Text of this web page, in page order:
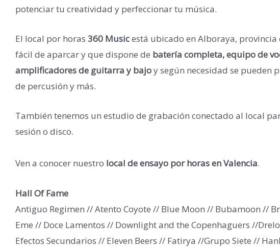
potenciar tu creatividad y perfeccionar tu música.
El local por horas 360 Musicestá ubicado en Alboraya, provincia
fácil de aparcar y que dispone de batería completa, equipo de
amplificadores de guitarra y bajoy según necesidad se pueden
de percusión y más.
También tenemos un estudio de grabación conectado al local
sesión o disco.
Ven a conocer nuestro local de ensayo por horas en Valencia.
Hall Of Fame
Antiguo Regimen // Atento Coyote // Blue Moon // Bubamoon //
Eme // Doce Lamentos // Downlight and the Copenhaguers //
Efectos Secundarios // Eleven Beers // Fatirya //Grupo Siete //